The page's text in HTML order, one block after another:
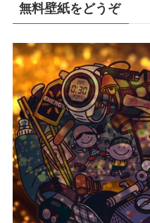
無料壁紙をどうぞ